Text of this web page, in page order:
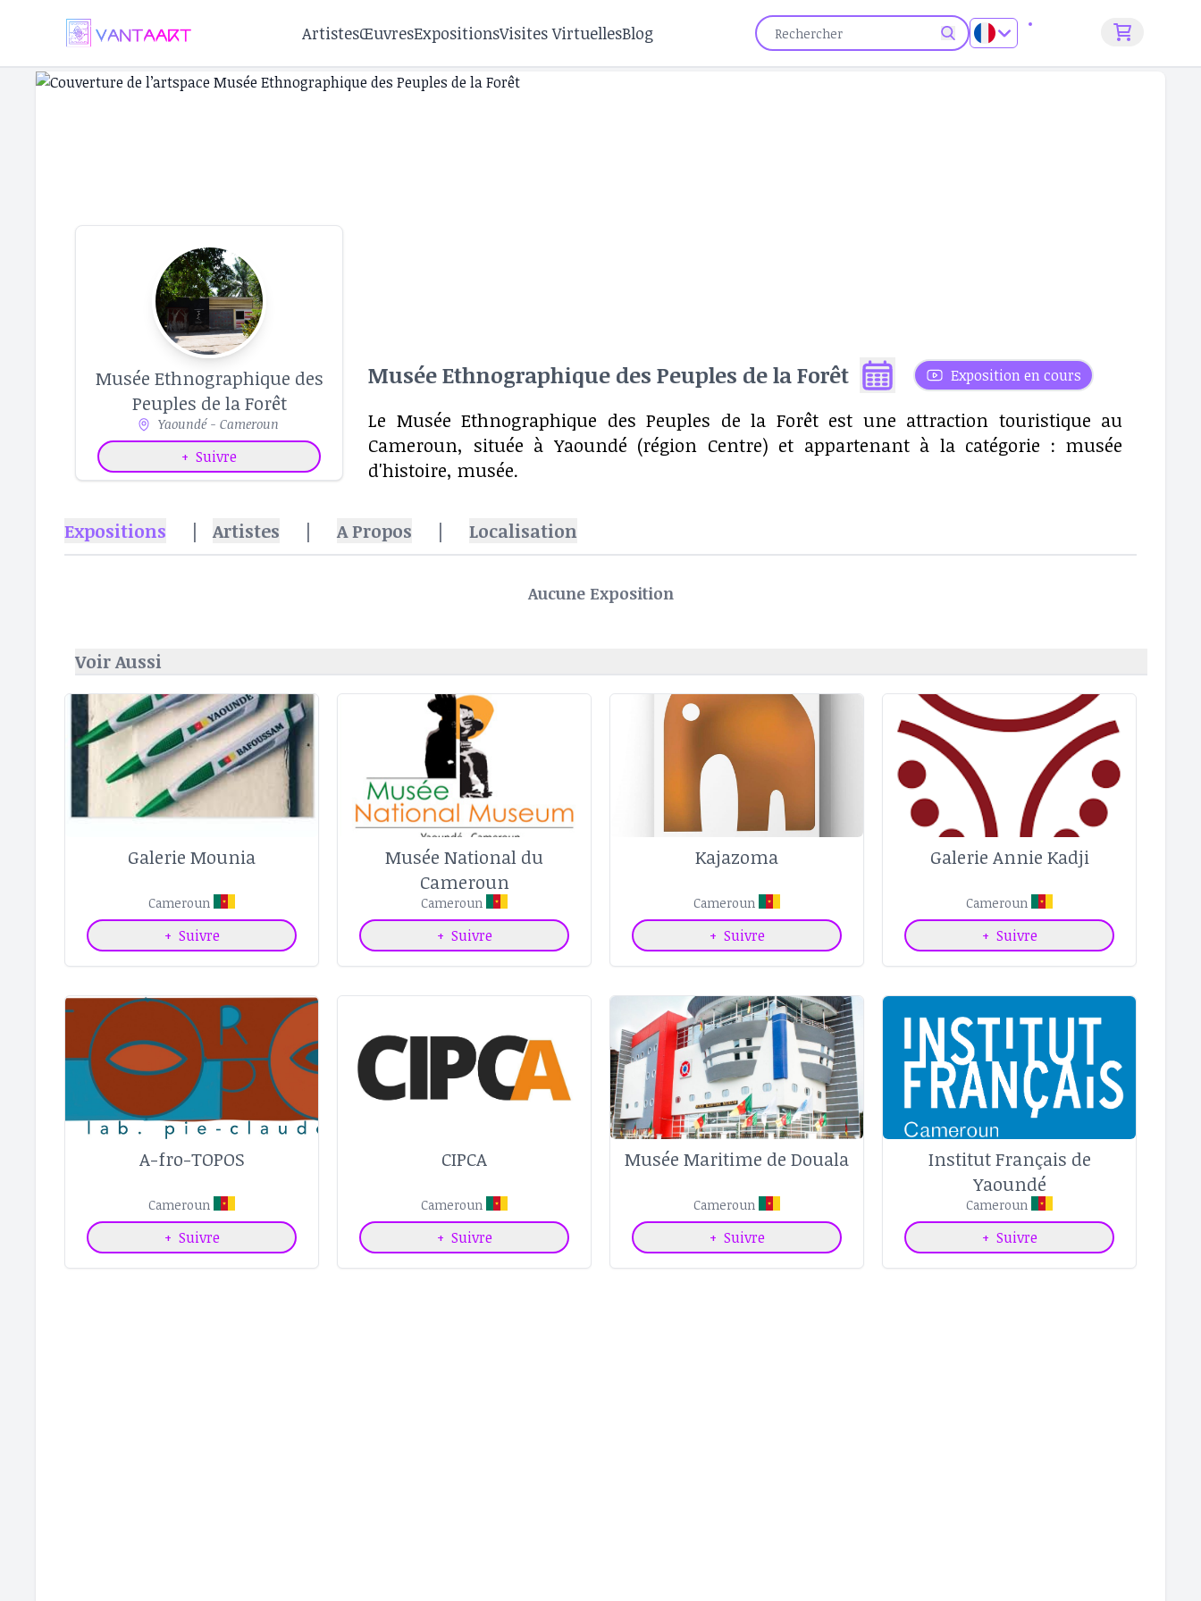
ArtistesŒuvresExpositionsVisites VirtuellesBlog
Musée Ethnographique des
Peuples de la Forêt
Yaoundé - Cameroun
+ Suivre
Musée Ethnographique des Peuples de la Forêt Exposition en cours
Le Musée Ethnographique des Peuples de la Forêt est une attraction touristique au
Cameroun, située à Yaoundé (région Centre) et appartenant à la catégorie : musée
d'histoire, musée.
Expositions | Artistes | A Propos | Localisation
Aucune Exposition
Voir Aussi
Galerie Mounia
Cameroun
+ Suivre
Musée National du
Cameroun
Cameroun
+ Suivre
Kajazoma
Cameroun
+ Suivre
Galerie Annie Kadji
Cameroun
+ Suivre
A-fro-TOPOS
Cameroun
+ Suivre
CIPCA
Cameroun
+ Suivre
Musée Maritime de Douala
Cameroun
+ Suivre
Institut Français de
Yaoundé
Cameroun
+ Suivre